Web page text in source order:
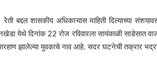
बद्दल शासकीय अधिकाऱ्यास माहिती दिल्याच्या
येथे दिनांक 22 रोज रविवारला सायंकाळी साडेसात
झालेल्या युवकाचे नाव आहे. सदर घटनेची तक्रार